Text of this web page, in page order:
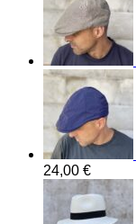
24,00 €